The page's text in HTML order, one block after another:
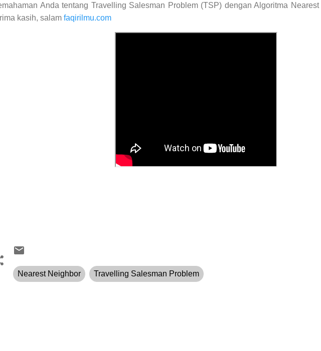
Anda tentang Travelling Salesman Problem (TSP) dengan Algoritma
kasih, salam faqirilmu.com
Nearest Neighbor Travelling Salesman Problem